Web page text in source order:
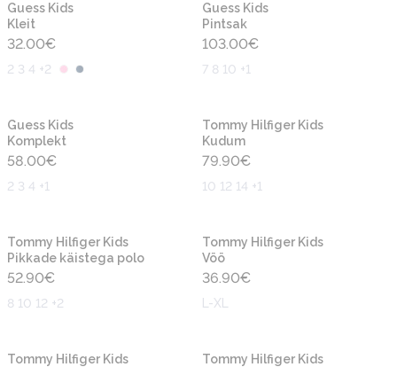
Guess Kids
Kleit
32.00€
2 3 4 +2
Guess Kids
Pintsak
103.00€
7 8 10 +1
Guess Kids
Komplekt
58.00€
2 3 4 +1
Tommy Hilfiger Kids
Kudum
79.90€
10 12 14 +1
Tommy Hilfiger Kids
Pikkade käistega polo
52.90€
8 10 12 +2
Tommy Hilfiger Kids
Vöö
36.90€
L-XL
Tommy Hilfiger Kids
Tommy Hilfiger Kids